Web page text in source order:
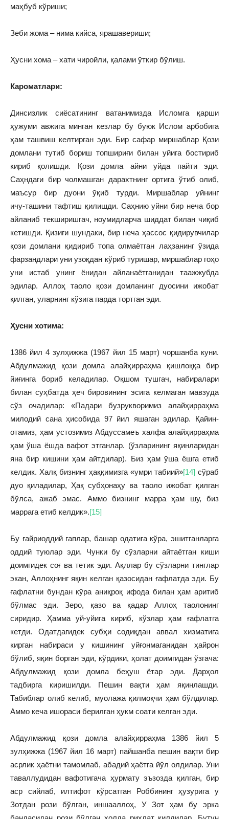
маҳбуб кўриши;
Зеби жома – нима кийса, ярашавериши;
Ҳусни хома – хати чиройли, қалами ўткир бўлиш.
Кароматлари:
Динсизлик сиёсатининг ватанимизда Исломга қарши
ҳужуми авжига минган кезлар бу буюк Ислом арбобига
ҳам ташвиш келтирган эди. Бир сафар миршаблар Қози
домлани тутиб бориш топшириғи билан уйига бостириб
кириб қолишди. Қози домла айни уйда пайти эди.
Саҳндаги бир чолмашган дарахтнинг ортига ўтиб олиб,
маъсур бир дуони ўқиб турди. Миршаблар уйнинг
ичу‑ташини тафтиш қилишди. Саҳнию уйни бир неча бор
айланиб текширишгач, ноумидларча шиддат билан чиқиб
кетишди. Қизиғи шундаки, бир неча ҳассос қидирувчилар
қози домлани қидириб топа олмаётган лаҳзанинг ўзида
фарзандлари уни узоқдан кўриб туришар, миршаблар гоҳо
уни истаб унинг ёнидан айланаётганидан таажжубда
эдилар. Аллоҳ таоло қози домланинг дуосини ижобат
қилган, уларнинг кўзига парда тортган эди.
Ҳусни хотима:
1386 йил 4 зулҳижжа (1967 йил 15 март) чоршанба куни.
Абдулмажид қози домла алайҳирраҳма қишлоққа бир
йиғинга бориб келадилар. Оқшом тушгач, набиралари
билан суҳбатда ҳеч бировининг эсига келмаган мавзуда
сўз очадилар: «Падари бузрукворимиз алайҳирраҳма
милодий сана ҳисобида 97 йил яшаган эдилар. Қайин-
отамиз, ҳам устозимиз Абдуссамеъ халфа алайҳирраҳма
ҳам ўша ёшда вафот этганлар. (ўзларининг яқинларидан
яна бир кишини ҳам айтдилар). Биз ҳам ўша ёшга етиб
келдик. Халқ бизнинг ҳаққимизга «умри табиий»[14] сўраб
дуо қиладилар, Ҳақ субҳонаҳу ва таоло ижобат қилган
бўлса, ажаб эмас. Аммо бизнинг марра ҳам шу, биз
маррага етиб келдик».[15]
Бу ғайриоддий гаплар, башар одатига кўра, эшитганларга
оддий туюлар эди. Чунки бу сўзларни айтаётган киши
доимгидек соғ ва тетик эди. Ақллар бу сўзларни тинглар
экан, Аллоҳнинг яқин келган қазосидан ғафлатда эди. Бу
ғафлатни бундан кўра аниқроқ ифода билан ҳам аритиб
бўлмас эди. Зеро, қазо ва қадар Аллоҳ таолонинг
сиридир. Ҳамма уй‑уйига кириб, кўзлар ҳам ғафлатга
кетди. Одатдагидек субҳи содиқдан аввал хизматига
кирган набираси у кишининг уйғонмаганидан ҳайрон
бўлиб, яқин борган эди, кўрдики, ҳолат доимгидан ўзгача:
Абдулмажид қози домла беҳуш ётар эди. Дарҳол
тадбирга киришилди. Пешин вақти ҳам яқинлашди.
Табиблар олиб келиб, муолажа қилмоқчи ҳам бўлдилар.
Аммо кеча ишораси берилган ҳукм соати келган эди.
Абдулмажид қози домла алайҳирраҳма 1386 йил 5
зулҳижжа (1967 йил 16 март) пайшанба пешин вақти бир
асрлик ҳаётни тамомлаб, абадий ҳаётга йўл олдилар. Уни
таваллудидан вафотигача ҳурмату эъзозда қилган, бир
аср сийлаб, илтифот кўрсатган Роббининг ҳузурига у
Зотдан рози бўлган, иншааллоҳ, У Зот ҳам бу эрка